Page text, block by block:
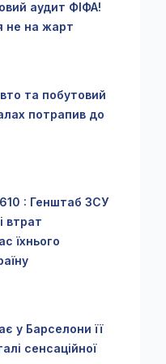
аудит ФІФА!
не на жарт
та побутовий
потрапив до
: Генштаб ЗСУ
втрат
їхнього
у Барселони її
сенсаційної